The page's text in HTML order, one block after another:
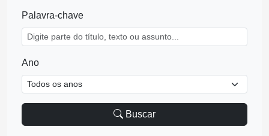
Palavra-chave
Ano
Buscar